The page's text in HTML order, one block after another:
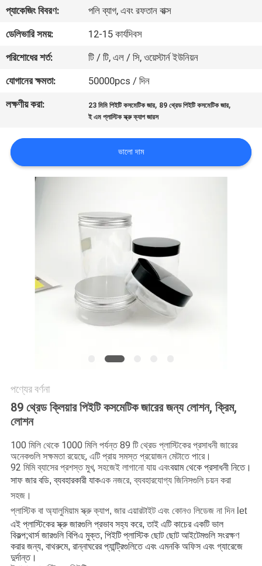
নিয়ন্ত্রণ
যোগাযোগ
করুন
খবর
কেস
প্যাকেজিং বিবরণ:
পলি ব্যাগ, এবং রফতান বাক্স
ডেলিভারি সময়:
12-15 কার্যদিবস
পরিশোধের শর্ত:
টি / টি, এল / সি, ওয়েস্টার্ন ইউনিয়ন
যোগানের ক্ষমতা:
50000pcs / দিন
লক্ষণীয় করা:
23 মিমি পিইটি কসমেটিক জার, 89 থ্রেড পিইটি কসমেটিক জার,
ই এম প্লাস্টিক স্ক্রু ক্যাপ জারস
ভালো দাম
পণ্যের বর্ণনা
89 থ্রেড ক্লিয়ার পিইটি কসমেটিক জারের জন্য লোশন, ক্রিম,
লোশন
100 মিলি থেকে 1000 মিলি পর্যন্ত 89 টি থ্রেড প্লাস্টিকের প্রসাধনী জারের
অনেকগুলি সক্ষমতা রয়েছে, এটি প্রায় সমস্ত প্রয়োজন মেটাতে পারে।
92 মিমি ব্যাসের প্রশস্ত মুখ, সহজেই লাগানো যায় এবংবয়াম থেকে প্রসাধনী নিতে।
সাফ জার বডি, ব্যবহারকারী যাকএক নজরে, ব্যবহারযোগ্য জিনিসগুলি চয়ন করা
সহজ।
প্লাস্টিক বা অ্যালুমিয়াম স্ক্রু ক্যাপ, জার এয়ারটাইট এবং কোনও লিডেজ না দিন let
এই প্লাস্টিকের স্ক্রু জারগুলি প্রভাব সহ্য করে, তাই এটি কাচের একটি ভাল
বিকল্প;থার্স জারগুলি বিপিএ মুক্ত, পিইটি প্লাস্টিক ছোট ছোট আইটেমগুলি সংরক্ষণ
করার জন্য, বাথরুমে, রান্নাঘরের প্যান্ট্রিগুলিতে এবং এমনকি অফিস এবং গ্যারেজে
দুর্দান্ত।